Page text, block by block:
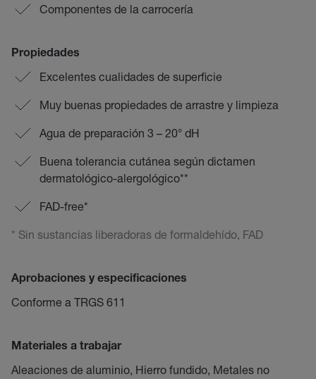
Componentes de la carrocería
Propiedades
Excelentes cualidades de superficie
Muy buenas propiedades de arrastre y limpieza
Agua de preparación 3 – 20° dH
Buena tolerancia cutánea según dictamen
dermatológico-alergológico**
FAD-free*
* Sin sustancias liberadoras de formaldehído, FAD
Aprobaciones y especificaciones
Conforme a TRGS 611
Materiales a trabajar
Aleaciones de aluminio, Hierro fundido, Metales no